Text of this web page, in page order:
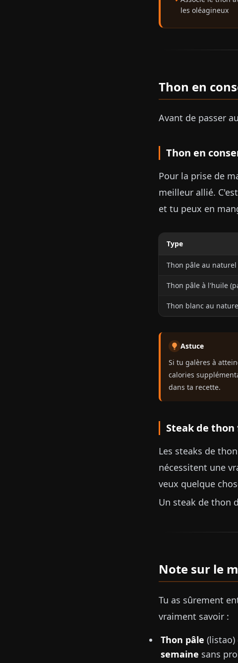
les oléagineux
Thon en
Avant de passer
Thon en
Pour la prise de
meilleur allié.
et tu peux en
Type
Thon pâle au
Thon pâle à l'huile
Thon blanc au
Astuce
Si tu galères à
calories
dans ta recette.
Steak de
Les steaks de
nécessitent une
veux quelque
Un steak de thon
Note sur le
Tu as sûrement
vraiment savoir :
Thon pâle
semaine sans